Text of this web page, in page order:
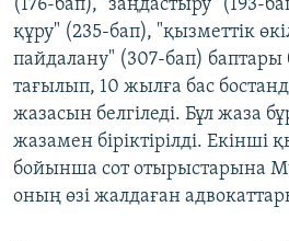
(176-бап), "заңдастыру" (193-
құру" (235-бап), "қызметтік
пайдалану" (307-бап)
тағылып, 10 жылға бас
жазасын белгіледі. Бұл жаза
жазамен біріктірілді. Екінші
бойынша сот отырыстарына
оның өзі жалдаған